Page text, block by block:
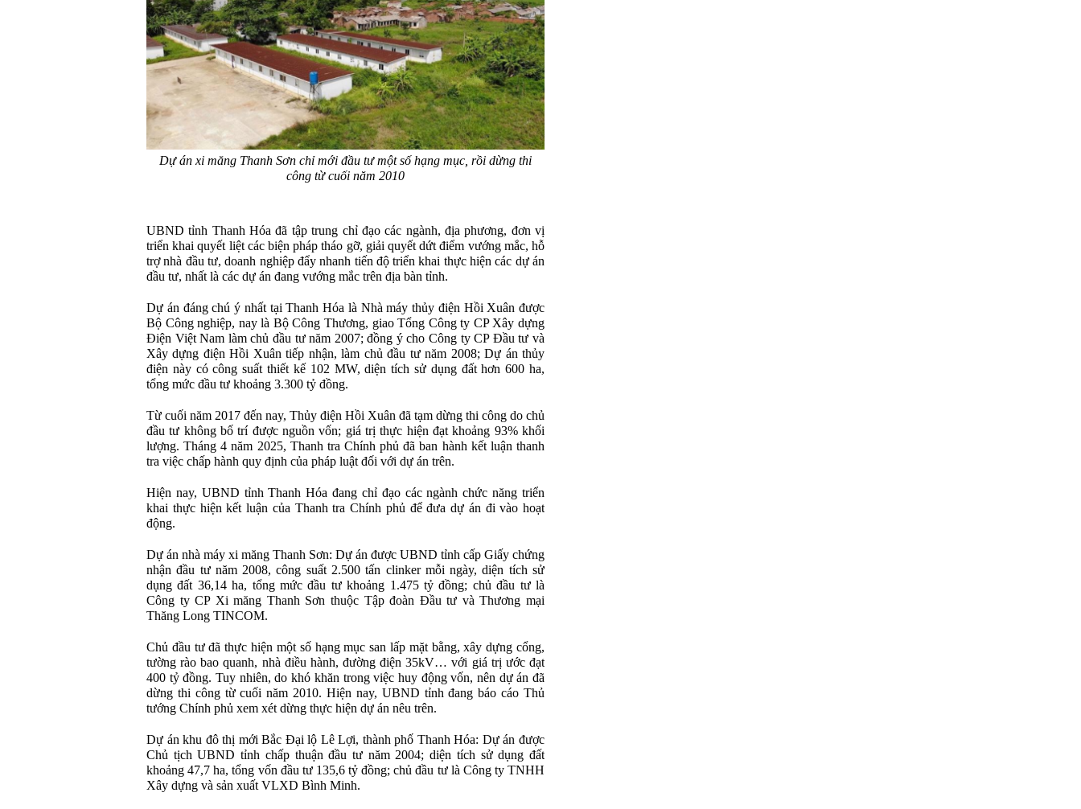
Dự án xi măng Thanh Sơn chỉ mới đầu tư một số hạng mục, rồi dừng thi
công từ cuối năm 2010
UBND tỉnh Thanh Hóa đã tập trung chỉ đạo các ngành, địa phương, đơn vị
triển khai quyết liệt các biện pháp tháo gỡ, giải quyết dứt điểm vướng mắc, hỗ
trợ nhà đầu tư, doanh nghiệp đẩy nhanh tiến độ triển khai thực hiện các dự án
đầu tư, nhất là các dự án đang vướng mắc trên địa bàn tỉnh.
Dự án đáng chú ý nhất tại Thanh Hóa là Nhà máy thủy điện Hồi Xuân được
Bộ Công nghiệp, nay là Bộ Công Thương, giao Tổng Công ty CP Xây dựng
Điện Việt Nam làm chủ đầu tư năm 2007; đồng ý cho Công ty CP Đầu tư và
Xây dựng điện Hồi Xuân tiếp nhận, làm chủ đầu tư năm 2008; Dự án thủy
điện này có công suất thiết kế 102 MW, diện tích sử dụng đất hơn 600 ha,
tổng mức đầu tư khoảng 3.300 tỷ đồng.
Từ cuối năm 2017 đến nay, Thủy điện Hồi Xuân đã tạm dừng thi công do chủ
đầu tư không bố trí được nguồn vốn; giá trị thực hiện đạt khoảng 93% khối
lượng. Tháng 4 năm 2025, Thanh tra Chính phủ đã ban hành kết luận thanh
tra việc chấp hành quy định của pháp luật đối với dự án trên.
Hiện nay, UBND tỉnh Thanh Hóa đang chỉ đạo các ngành chức năng triển
khai thực hiện kết luận của Thanh tra Chính phủ để đưa dự án đi vào hoạt
động.
Dự án nhà máy xi măng Thanh Sơn: Dự án được UBND tỉnh cấp Giấy chứng
nhận đầu tư năm 2008, công suất 2.500 tấn clinker mỗi ngày, diện tích sử
dụng đất 36,14 ha, tổng mức đầu tư khoảng 1.475 tỷ đồng; chủ đầu tư là
Công ty CP Xi măng Thanh Sơn thuộc Tập đoàn Đầu tư và Thương mại
Thăng Long TINCOM.
Chủ đầu tư đã thực hiện một số hạng mục san lấp mặt bằng, xây dựng cổng,
tường rào bao quanh, nhà điều hành, đường điện 35kV… với giá trị ước đạt
400 tỷ đồng. Tuy nhiên, do khó khăn trong việc huy động vốn, nên dự án đã
dừng thi công từ cuối năm 2010. Hiện nay, UBND tỉnh đang báo cáo Thủ
tướng Chính phủ xem xét dừng thực hiện dự án nêu trên.
Dự án khu đô thị mới Bắc Đại lộ Lê Lợi, thành phố Thanh Hóa: Dự án được
Chủ tịch UBND tỉnh chấp thuận đầu tư năm 2004; diện tích sử dụng đất
khoảng 47,7 ha, tổng vốn đầu tư 135,6 tỷ đồng; chủ đầu tư là Công ty TNHH
Xây dựng và sản xuất VLXD Bình Minh.